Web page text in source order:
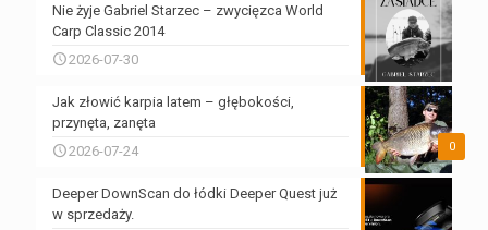
Nie żyje Gabriel Starzec – zwycięzca World
Carp Classic 2014
2026-07-30
0
Jak złowić karpia latem – głębokości,
przynęta, zanęta
2026-07-24
Deeper DownScan do łódki Deeper Quest już
w sprzedaży.